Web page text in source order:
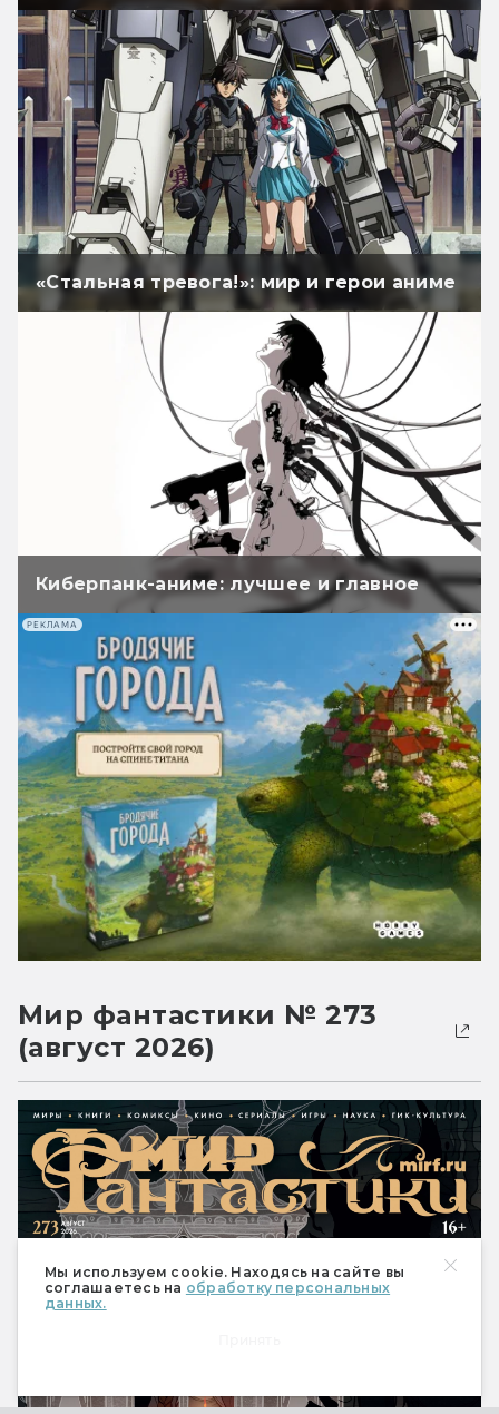
Мы используем cookie. Находясь на сайте вы
соглашаетесь на обработку персональных
данных.
«Стальная тревога!»: мир и герои аниме
Киберпанк-аниме: лучшее и главное
РЕКЛАМА
Мир фантастики № 273
(август 2026)